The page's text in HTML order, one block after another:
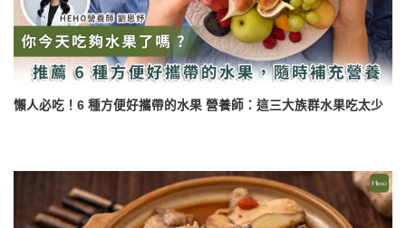
懶人必吃！6 種方便好攜帶的水果 營養師：這三大族群水果吃太少